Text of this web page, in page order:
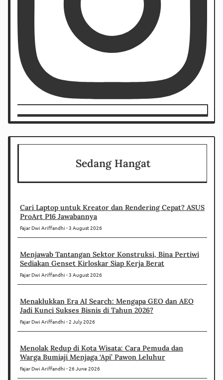
Sedang Hangat
Cari Laptop untuk Kreator dan Rendering Cepat? ASUS
ProArt P16 Jawabannya
Fajar Dwi Ariffandhi 3 August 2026
Menjawab Tantangan Sektor Konstruksi, Bina Pertiwi
Sediakan Genset Kirloskar Siap Kerja Berat
Fajar Dwi Ariffandhi 3 August 2026
Menaklukkan Era AI Search: Mengapa GEO dan AEO
Jadi Kunci Sukses Bisnis di Tahun 2026?
Fajar Dwi Ariffandhi 2 July 2026
Menolak Redup di Kota Wisata: Cara Pemuda dan
Warga Bumiaji Menjaga ‘Api’ Pawon Leluhur
Fajar Dwi Ariffandhi 26 June 2026